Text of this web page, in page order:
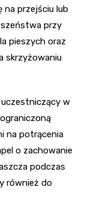
na przejściu lub
przy
pieszych oraz
skrzyżowaniu
w
na potrącenia
o zachowanie
podczas
również do